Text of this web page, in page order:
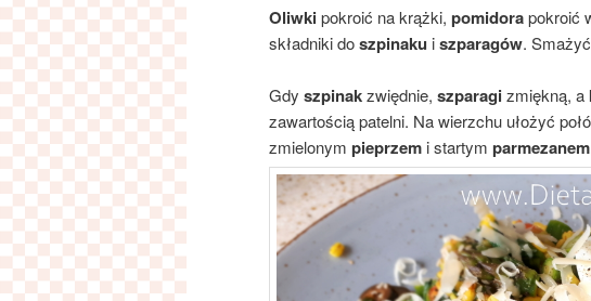
Oliwkipokroić na krążki, pomidorapokroić
składniki doszpinaku iszparagów.
Gdy szpinakzwiędnie, szparagizmiękną, a
zawartością patelni. Na wierzchu ułożyć
zmielonym pieprzem i startym parmezanem